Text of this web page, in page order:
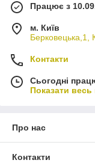
Працює з
м. Київ
Берковецька,1,
Контакти
Сьогодні
Показати весь
Про нас
Контакти